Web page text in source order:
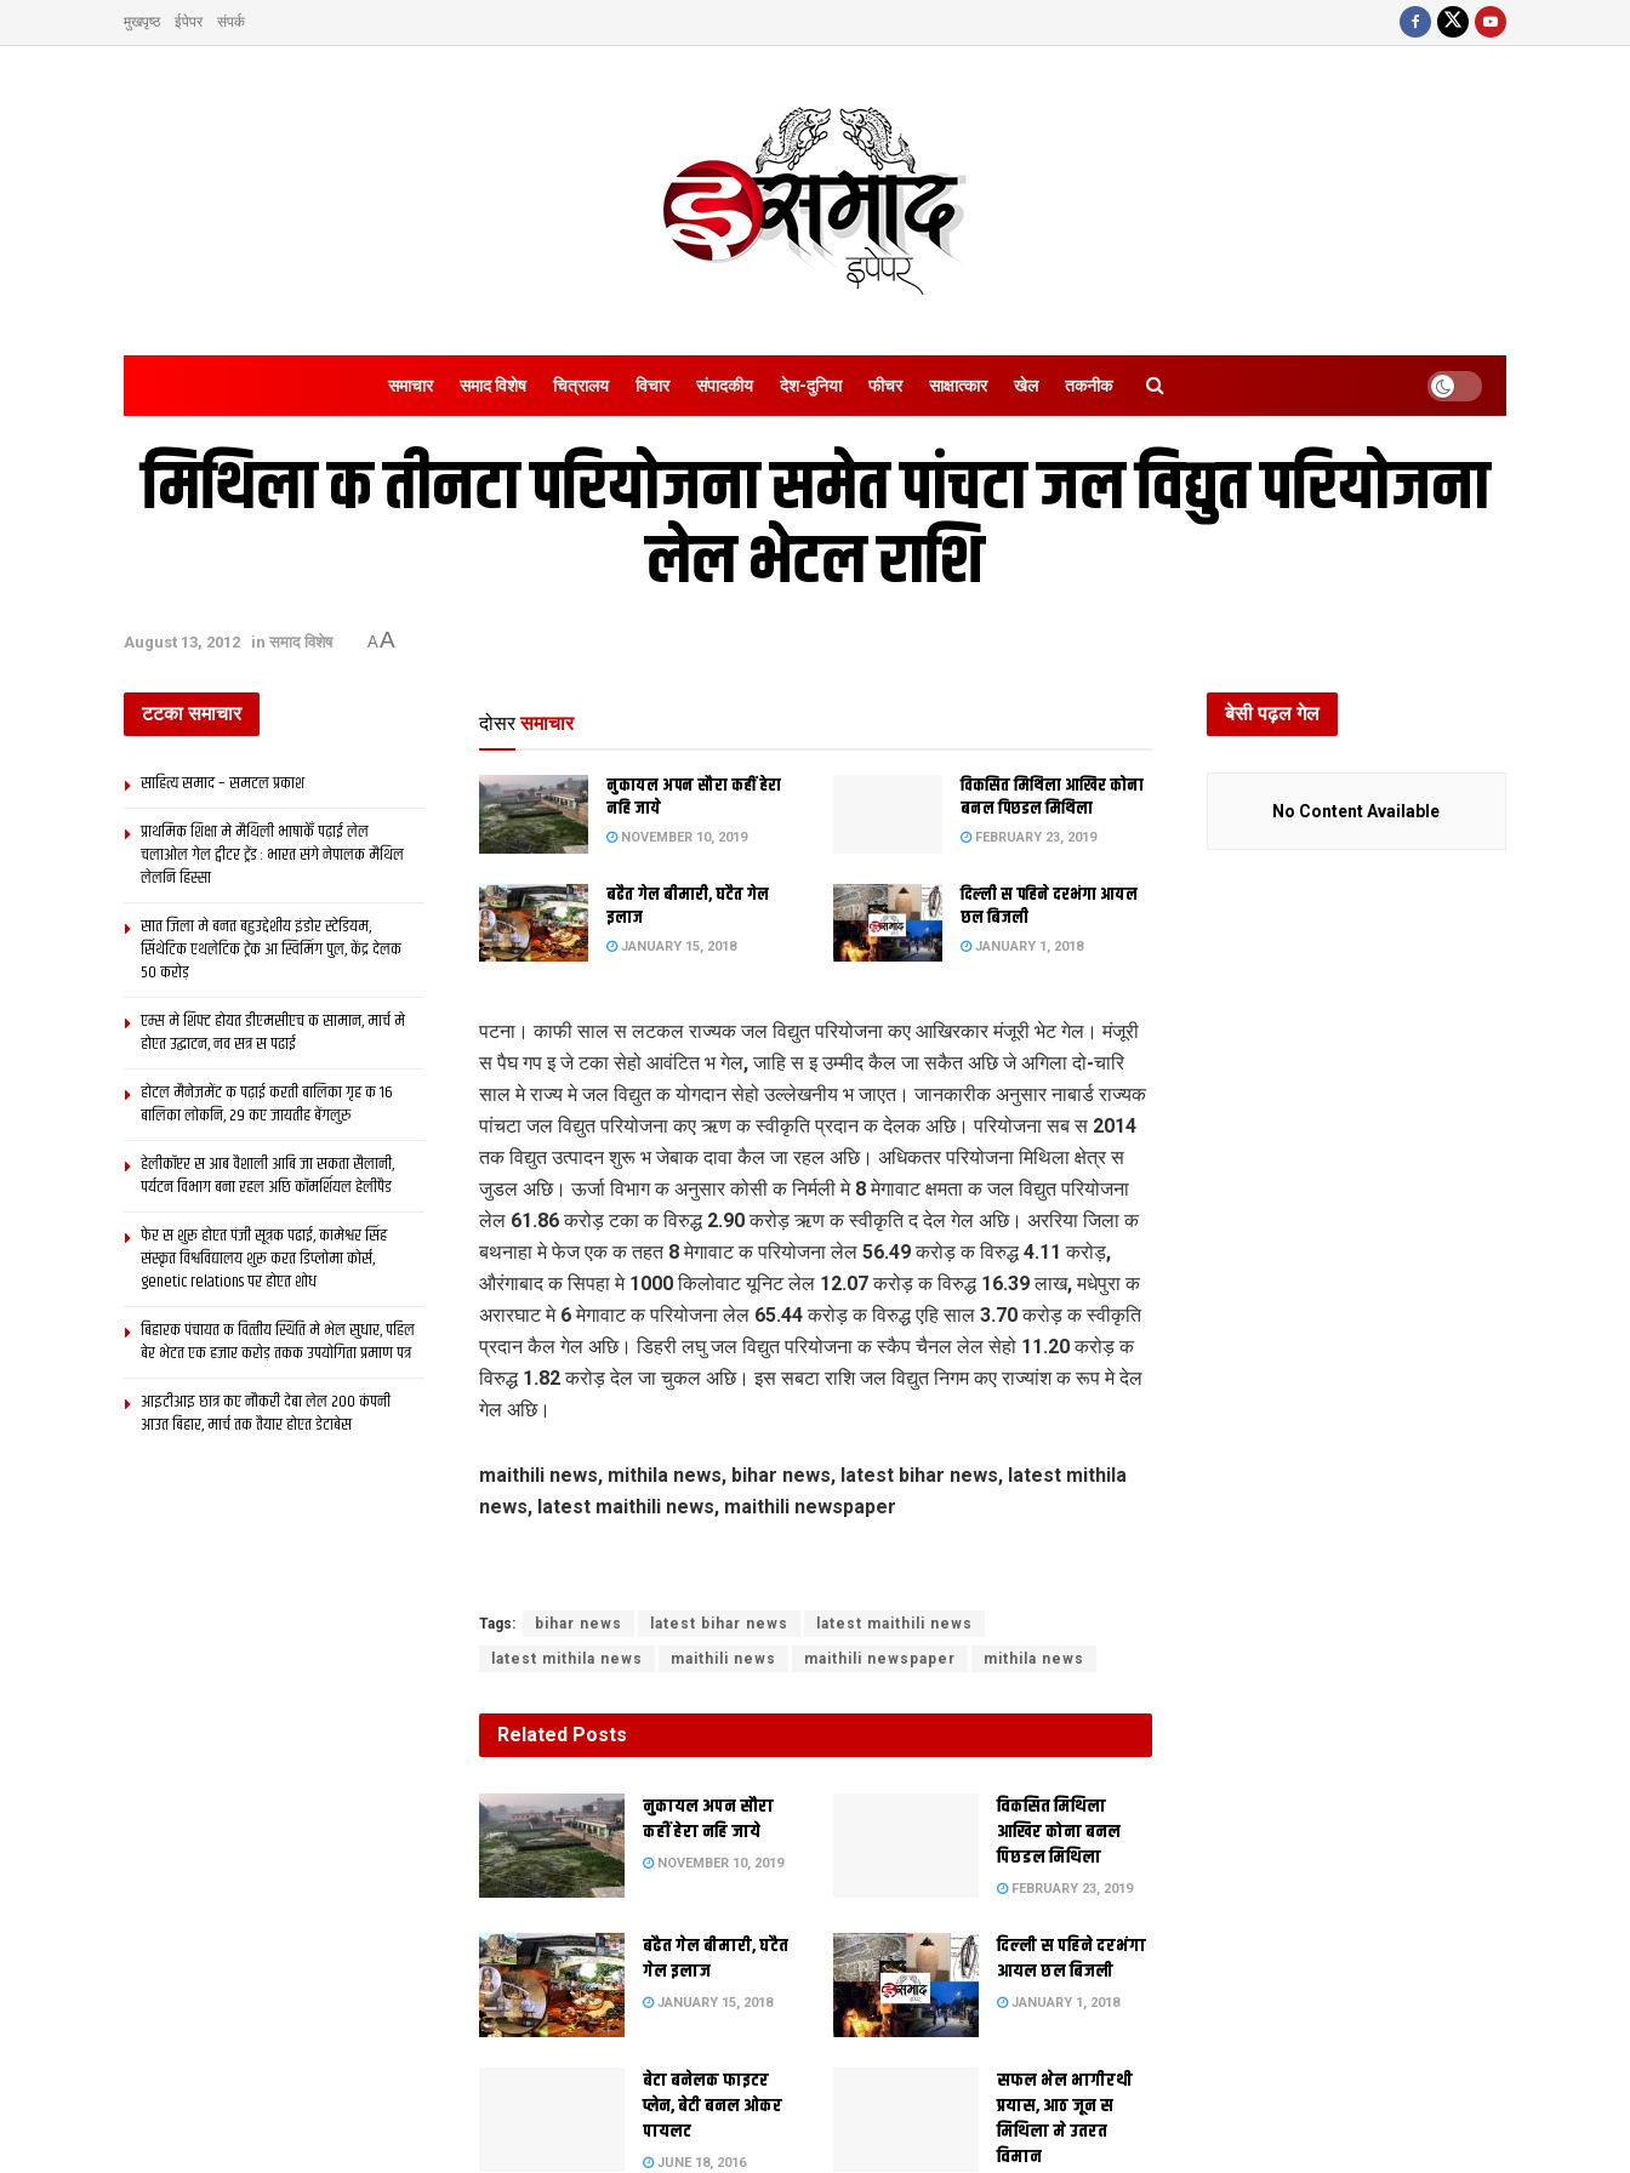
मुखपृष्ठ ईपेपर संपर्क
समाचार समाद विशेष चित्रालय विचार संपादकीय देश-दुनिया फीचर साक्षात्‍कार खेल तकनीक
मिथिला क तीनटा परियोजना समेत पांचटा जल विद्युत परियोजना
लेल भेटल राशि
August 13, 2012 in समाद विशेष AA
दोसर समाचार
नुकायल अपन सौरा कहीं हेरा
नहि जाये
NOVEMBER 10, 2019
विकसित मिथिला आखिर कोना
बनल पिछडल मिथिला
FEBRUARY 23, 2019
बढैत गेल बीमारी, घटैत गेल
इलाज
JANUARY 15, 2018
दिल्‍ली स पहिने दरभंगा आयल
छल बिजली
JANUARY 1, 2018
पटना। काफी साल स लटकल राज्‍यक जल विद्युत परियोजना कए आखिरकार मंजूरी भेट गेल। मंजूरी
स पैघ गप इ जे टका सेहो आवंटित भ गेल, जाहि स इ उम्‍मीद कैल जा सकैत अछि जे अगिला दो-चारि
साल मे राज्‍य मे जल विद्युत क योगदान सेहो उल्‍लेखनीय भ जाएत। जानकारीक अनुसार नाबार्ड राज्‍यक
पांचटा जल विद्युत परियोजना कए ऋण क स्वीकृति प्रदान क देलक अछि। परियोजना सब स 2014
तक विद्युत उत्पादन शुरू भ जेबाक दावा कैल जा रहल अछि। अधिकतर परियोजना मिथिला क्षेत्र स
जुडल अछि। ऊर्जा विभाग क अनुसार कोसी क निर्मली मे 8 मेगावाट क्षमता क जल विद्युत परियोजना
लेल 61.86 करोड़ टका क विरुद्ध 2.90 करोड़ ऋण क स्वीकृति द देल गेल अछि। अररिया जिला क
बथनाहा मे फेज एक क तहत 8 मेगावाट क परियोजना लेल 56.49 करोड़ क विरुद्ध 4.11 करोड़,
औरंगाबाद क सिपहा मे 1000 किलोवाट यूनिट लेल 12.07 करोड़ क विरुद्ध 16.39 लाख, मधेपुरा क
अरारघाट मे 6 मेगावाट क परियोजना लेल 65.44 करोड़ क विरुद्ध एहि साल 3.70 करोड़ क स्वीकृति
प्रदान कैल गेल अछि। डिहरी लघु जल विद्युत परियोजना क स्कैप चैनल लेल सेहो 11.20 करोड़ क
विरुद्ध 1.82 करोड़ देल जा चुकल अछि। इस सबटा राशि जल विद्युत निगम कए राज्यांश क रूप मे देल
गेल अछि।
maithili news, mithila news, bihar news, latest bihar news, latest mithila
news, latest maithili news, maithili newspaper
Tags: bihar news latest bihar news latest maithili news
latest mithila news maithili news maithili newspaper mithila news
Related Posts
नुकायल अपन सौरा
कहीं हेरा नहि जाये
NOVEMBER 10, 2019
विकसित मिथिला
आखिर कोना बनल
पिछडल मिथिला
FEBRUARY 23, 2019
बढैत गेल बीमारी, घटैत
गेल इलाज
JANUARY 15, 2018
दिल्‍ली स पहिने दरभंगा
आयल छल बिजली
JANUARY 1, 2018
बेटा बनेलक फाइटर
प्लेन, बेटी बनल ओकर
पायलट
JUNE 18, 2016
सफल भेल भागीरथी
प्रयास, आठ जून स
मिथिला मे उतरत
विमान
टटका समाचार
साहित्य समाद – समटल प्रकाश
प्राथमिक शि‍क्षा मे मैथि‍ली भाषाकेँ पढ़ाई लेल
चलाओल गेल ट्वीटर ट्रेंड : भारत संगे नेपालक मैथिल
लेलनि हिस्सा
सात जिला मे बनत बहुउद्देशीय इंडोर स्‍टेडि‍यम,
सिंथेटिक एथलेटिक ट्रेक आ स्विमिंग पुल, केंद्र देलक
50 करोड़
एम्स मे शिफ्ट होयत डीएमसीएच क सामान, मार्च मे
होएत उद्घाटन, नव सत्र स पढाई
होटल मैनेजमेंट क पढ़ाई करती बालिका गृह क 16
बालिका लोकनि, 29 कए जायतीह बेंगलुरु
हेलीकॉप्टर स आब वैशाली आबि जा सकता सैलानी,
पर्यटन विभाग बना रहल अछि कॉमर्शियल हेलीपैड
फेर स शुरू होएत पंजी सूत्रक पढाई, कामेश्वर सिंह
संस्कृत विश्वविद्यालय शुरू करत डिप्लोमा कोर्स,
genetic relations पर होएत शोध
बिहारक पंचायत क वित्‍तीय स्थिति मे भेल सुधार, पहिल
बेर भेटत एक हजार करोड़ तकक उपयोगिता प्रमाण पत्र
आइटीआइ छात्र कए नौकरी देबा लेल 200 कंपनी
आउत बिहार, मार्च तक तैयार होएत डेटाबेस
बेसी पढ़ल गेल
No Content Available